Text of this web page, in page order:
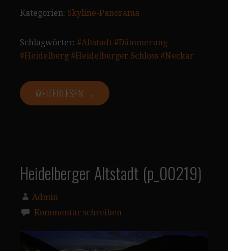
Kategorien: Skyline-Panorama
Schlagwörter: #Altstadt #Dämmerung
#Heidelberg #Heidelberger Schloss #Neckar
WEITERLESEN →
Heidelberger Altstadt (p_00219)
Admin
Kommentar schreiben